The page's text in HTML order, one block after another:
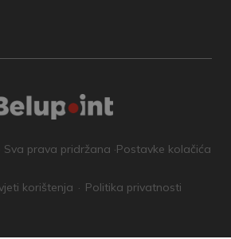
prava pridržana ·Postavke kolačića
korištenja Politika privatnosti